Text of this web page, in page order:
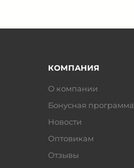
КОМПАНИЯ
О компании
Бонусная программа
Новости
Оптовикам
Отзывы